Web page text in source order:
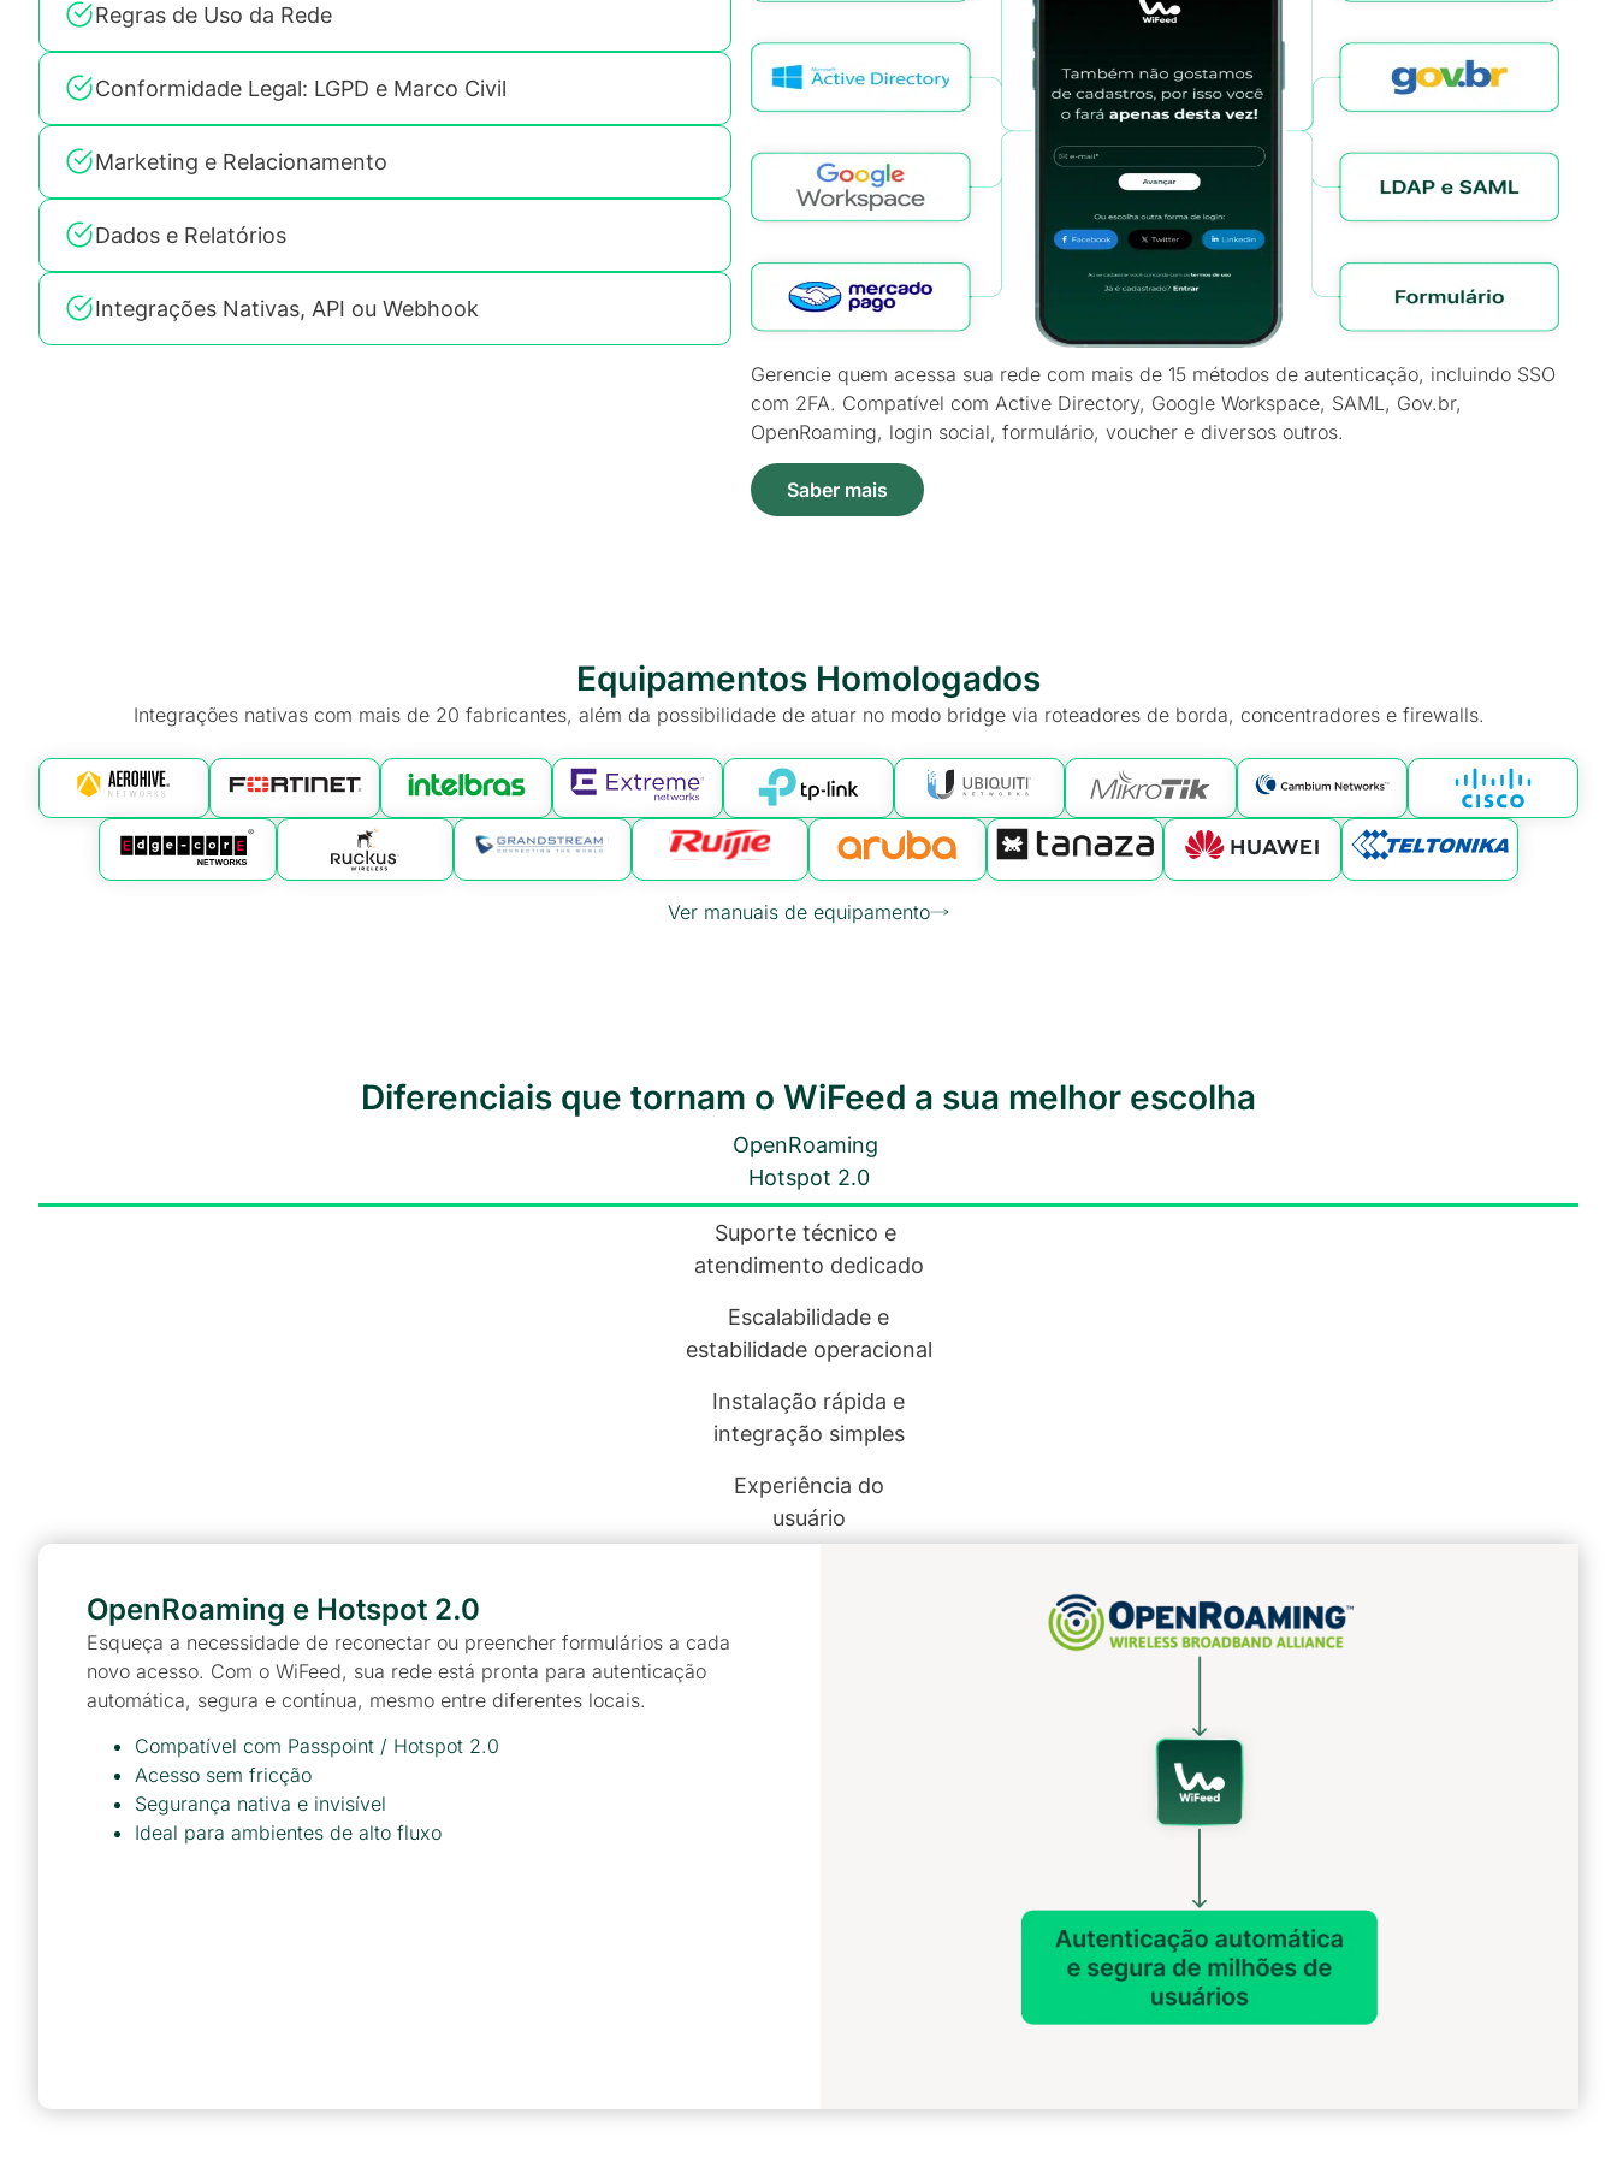
Regras de Uso da Rede
Conformidade Legal: LGPD e Marco Civil
Marketing e Relacionamento
Dados e Relatórios
Integrações Nativas, API ou Webhook
Gerencie quem acessa sua rede com mais de 15 métodos de autenticação, incluindo SSO
com 2FA. Compatível com Active Directory, Google Workspace, SAML, Gov.br,
OpenRoaming, login social, formulário, voucher e diversos outros.
Saber mais
Equipamentos Homologados
Integrações nativas com mais de 20 fabricantes, além da possibilidade de atuar no modo bridge via roteadores de borda, concentradores e firewalls.
Ver manuais de equipamento
Diferenciais que tornam o WiFeed a sua melhor escolha
OpenRoaming
Hotspot 2.0
Suporte técnico e
atendimento dedicado
Escalabilidade e
estabilidade operacional
Instalação rápida e
integração simples
Experiência do
usuário
OpenRoaming e Hotspot 2.0
Esqueça a necessidade de reconectar ou preencher formulários a cada
novo acesso. Com o WiFeed, sua rede está pronta para autenticação
automática, segura e contínua, mesmo entre diferentes locais.
Compatível com Passpoint / Hotspot 2.0
Acesso sem fricção
Segurança nativa e invisível
Ideal para ambientes de alto fluxo